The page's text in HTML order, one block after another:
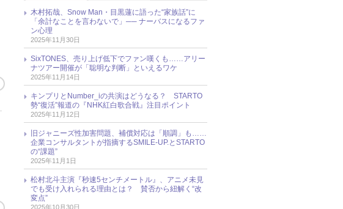
木村拓哉、Snow Man・目黒蓮に語った“家族話”に
「余計なことを言わないで」── ナーバスになるファ
ン心理
2025年11月30日
SixTONES、売り上げ低下でファン嘆くも……アリー
ナツアー開催が「聡明な判断」といえるワケ
2025年11月14日
キンプリとNumber_iの共演はどうなる？ STARTO
勢“復活”報道の『NHK紅白歌合戦』注目ポイント
2025年11月12日
旧ジャニーズ性加害問題、補償対応は「順調」も……
企業コンサルタントが指摘するSMILE-UP.とSTARTO
の“課題”
2025年11月1日
松村北斗主演『秒速5センチメートル』、アニメ未見
でも受け入れられる理由とは？ 賛否から紐解く“改
変点”
2025年10月30日